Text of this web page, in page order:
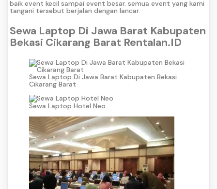
baik event kecil sampai event besar. semua event yang kami
tangani tersebut berjalan dengan lancar.
Sewa Laptop Di Jawa Barat Kabupaten
Bekasi Cikarang Barat Rentalan.ID
Sewa Laptop Di Jawa Barat Kabupaten Bekasi
Cikarang Barat
Sewa Laptop Hotel Neo